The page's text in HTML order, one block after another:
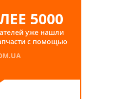
5000
уже нашли
с помощью